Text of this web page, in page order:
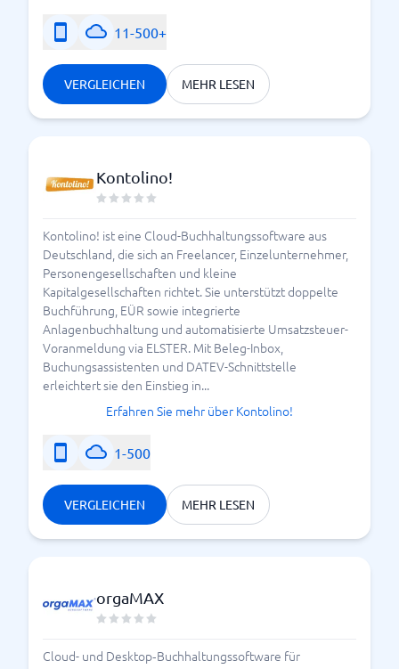
11-500+
VERGLEICHEN MEHR LESEN
Kontolino!
Kontolino! ist eine Cloud-Buchhaltungssoftware aus
Deutschland, die sich an Freelancer, Einzelunternehmer,
Personengesellschaften und kleine
Kapitalgesellschaften richtet. Sie unterstützt doppelte
Buchführung, EÜR sowie integrierte
Anlagenbuchhaltung und automatisierte Umsatzsteuer-
Voranmeldung via ELSTER. Mit Beleg-Inbox,
Buchungsassistenten und DATEV-Schnittstelle
erleichtert sie den Einstieg in...
Erfahren Sie mehr über Kontolino!
1-500
VERGLEICHEN MEHR LESEN
orgaMAX
Cloud- und Desktop‑Buchhaltungssoftware für